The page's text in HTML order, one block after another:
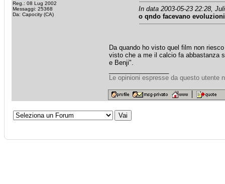
Reg.: 08 Lug 2002
Messaggi: 25368
Da: Capocity (CA)
In data 2003-05-23 22:28,
o qndo facevano
Da quando ho visto quel film non
visto che a me il calcio fa abbastanza
e Benji".
Le opinioni espresse da questo utente